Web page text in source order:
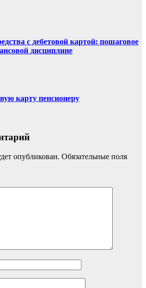
с дебетовой картой: пошаговое
дисциплине
карту пенсионеру
опубликован. Обязательные поля